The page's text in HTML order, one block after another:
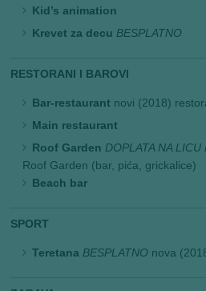
Kid’s animation
Krevet za decu BESPLATNO
RESTORANI I BAROVI
Bar-restaurant novi (2018)
Main restaurant
Roof Garden DOPLATA NA LICU
Roof Garden (bar, pića, grickalice)
Beach bar
SPORT
Teretana BESPLATNO nova